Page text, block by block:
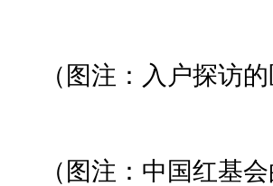
（图注：入户探访
（图注：中国红基